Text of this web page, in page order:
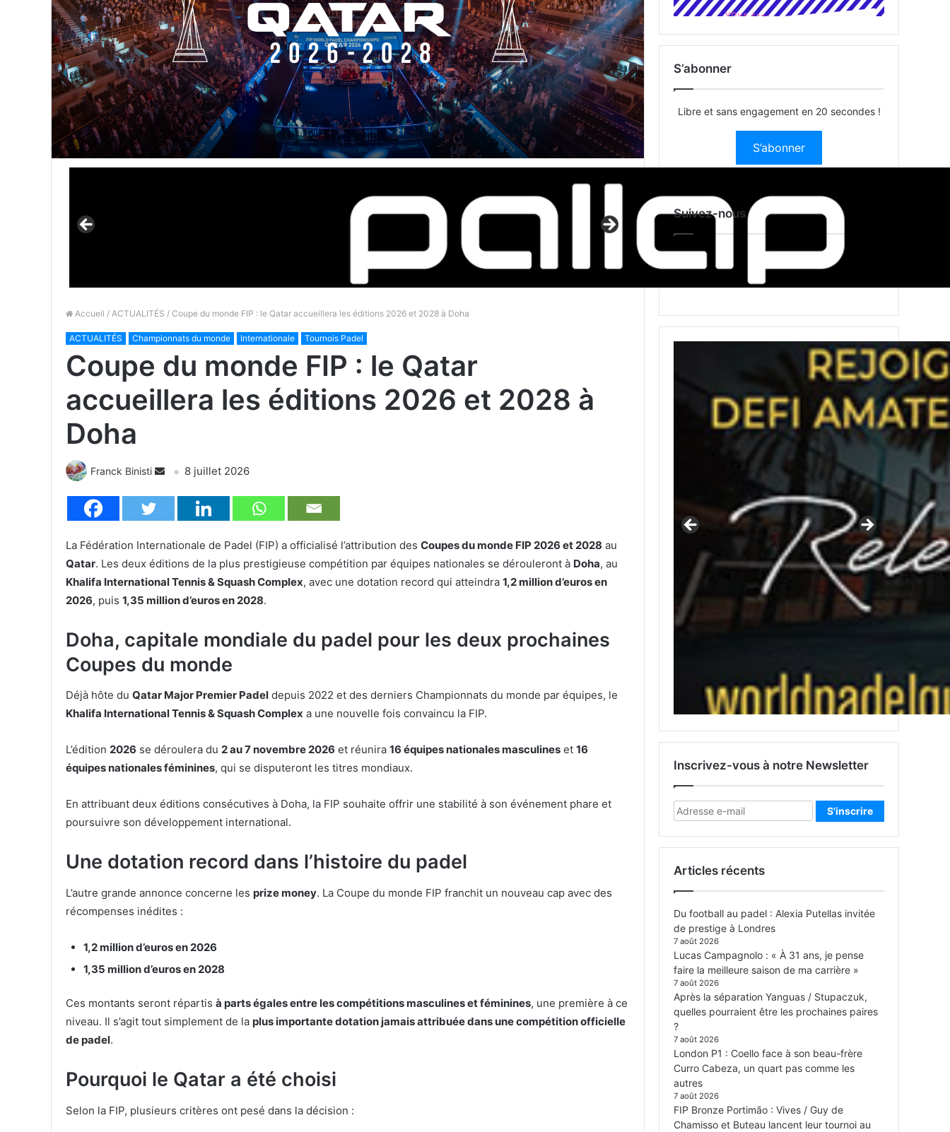
Accueil / ACTUALITÉS / Coupe du monde FIP : le Qatar accueillera les éditions 2026 et 2028 à Doha
ACTUALITÉS Championnats du monde Internationale Tournois Padel
Coupe du monde FIP : le Qatar
accueillera les éditions 2026 et 2028 à
Doha
Franck Binisti 8 juillet 2026
La Fédération Internationale de Padel (FIP) a officialisé l’attribution des Coupes du monde FIP 2026 et 2028 au
Qatar. Les deux éditions de la plus prestigieuse compétition par équipes nationales se dérouleront à Doha, au
Khalifa International Tennis & Squash Complex, avec une dotation record qui atteindra 1,2 million d’euros en
2026, puis 1,35 million d’euros en 2028.
Doha, capitale mondiale du padel pour les deux prochaines
Coupes du monde
Déjà hôte du Qatar Major Premier Padel depuis 2022 et des derniers Championnats du monde par équipes, le
Khalifa International Tennis & Squash Complex a une nouvelle fois convaincu la FIP.
L’édition 2026 se déroulera du 2 au 7 novembre 2026 et réunira 16 équipes nationales masculines et 16
équipes nationales féminines, qui se disputeront les titres mondiaux.
En attribuant deux éditions consécutives à Doha, la FIP souhaite offrir une stabilité à son événement phare et
poursuivre son développement international.
Une dotation record dans l’histoire du padel
L’autre grande annonce concerne les prize money. La Coupe du monde FIP franchit un nouveau cap avec des
récompenses inédites :
1,2 million d’euros en 2026
1,35 million d’euros en 2028
Ces montants seront répartis à parts égales entre les compétitions masculines et féminines, une première à ce
niveau. Il s’agit tout simplement de la plus importante dotation jamais attribuée dans une compétition officielle
de padel.
Pourquoi le Qatar a été choisi
Selon la FIP, plusieurs critères ont pesé dans la décision :
S’abonner
Libre et sans engagement en 20 secondes !
S’abonner
Suivez-nous
Inscrivez-vous à notre Newsletter
Articles récents
Du football au padel : Alexia Putellas invitée
de prestige à Londres
7 août 2026
Lucas Campagnolo : « À 31 ans, je pense
faire la meilleure saison de ma carrière »
7 août 2026
Après la séparation Yanguas / Stupaczuk,
quelles pourraient être les prochaines paires
?
7 août 2026
London P1 : Coello face à son beau-frère
Curro Cabeza, un quart pas comme les
autres
7 août 2026
FIP Bronze Portimão : Vives / Guy de
Chamisso et Buteau lancent leur tournoi au